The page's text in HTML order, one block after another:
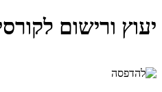
יעוץ ורישום